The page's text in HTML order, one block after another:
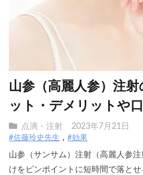
山参（高麗人参）注
ット・デメリットや
点滴・注射 2023年7月21日
#佐藤玲史先生 #効果
山参（サンサム）注射（高麗人参
けをピンポイントに短時間で落と